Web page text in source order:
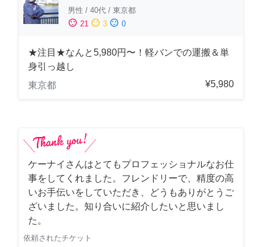
男性 / 40代 / 東京都
sentiment_satisfied 21 sentiment_neutral 3 sentiment_dissatisfied 0
★注目★なんと5,980円〜！軽バンでの運搬＆単
身引っ越し
東京都
¥5,980
ケーナイさんはとてもプロフェッショナルなお仕
事をしてくれました。フレンドリーで、精度の高
いお手伝いをしていただき、どうもありがとうご
ざいました。知り合いに紹介したいと思いまし
た。
依頼されたチケット